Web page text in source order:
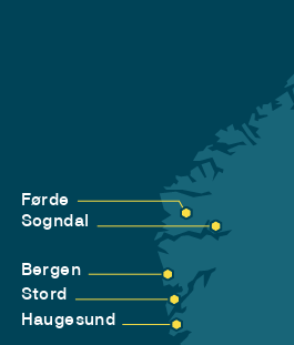
Førde
Sogndal
Bergen
Stord
Haugesund